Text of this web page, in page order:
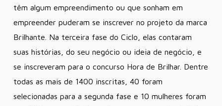
têm algum empreendimento ou que sonham em
empreender puderam se inscrever no projeto da marca
Brilhante. Na terceira fase do Ciclo, elas contaram
suas histórias, do seu negócio ou ideia de negócio, e
se inscreveram para o concurso Hora de Brilhar. Dentre
todas as mais de 1400 inscritas, 40 foram
selecionadas para a segunda fase e 10 mulheres foram